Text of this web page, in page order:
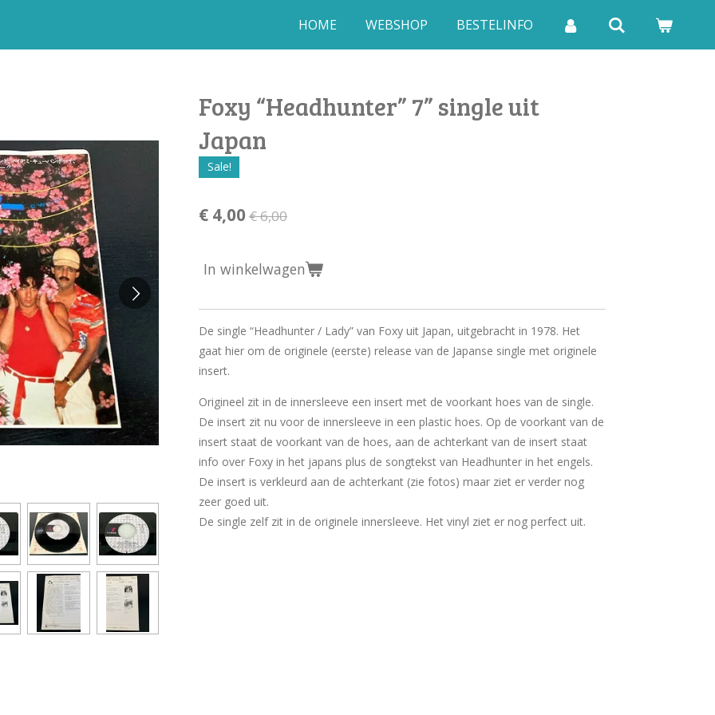
HOME WEBSHOP BESTELINFO
Foxy “Headhunter” 7” single uit
Japan
Sale!
€ 4,00 € 6,00
In winkelwagen
De single “Headhunter / Lady” van Foxy uit Japan, uitgebracht in 1978. Het
gaat hier om de originele (eerste) release van de Japanse single met originele
insert.
Origineel zit in de innersleeve een insert met de voorkant hoes van de single.
De insert zit nu voor de innersleeve in een plastic hoes. Op de voorkant van de
insert staat de voorkant van de hoes, aan de achterkant van de insert staat
info over Foxy in het japans plus de songtekst van Headhunter in het engels.
De insert is verkleurd aan de achterkant (zie fotos) maar ziet er verder nog
zeer goed uit.
De single zelf zit in de originele innersleeve. Het vinyl ziet er nog perfect uit.